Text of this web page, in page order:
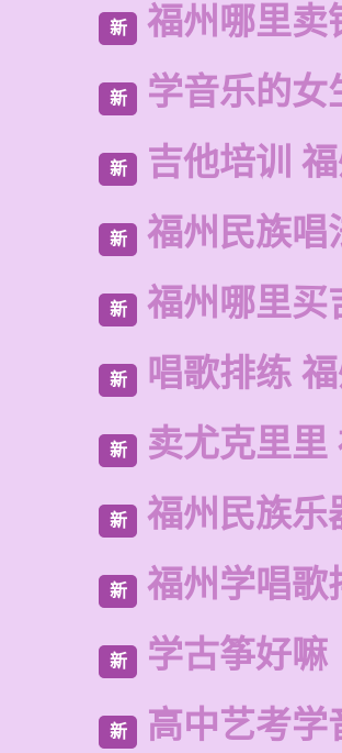
新 福州哪里卖
新 学音乐的女
新 吉他培训
新 福州民族唱
新 福州哪里买
新 唱歌排练
新 卖尤克里里
新 福州民族乐
新 福州学唱歌
新 学古筝好嘛
新 高中艺考学